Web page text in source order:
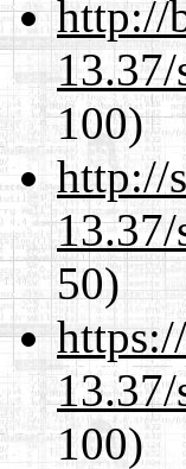
http://
100)
http://
50)
100)